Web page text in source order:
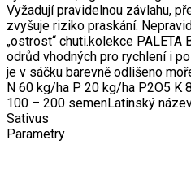
Vyžadují pravidelnou závlahu,
zvyšuje riziko praskání.
„ostrost“ chuti.kolekce PALETA
odrůd vhodných pro rychlení i
je v sáčku barevně odlišeno
N 60 kg/ha P 20 kg/ha P2O5 K
100 – 200 semenLatinský
Sativus
Parametry